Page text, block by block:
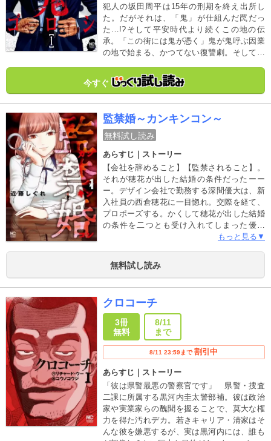
犯人の坂田周平は15年の刑期を終え出所し
た。だがそれは、「鬼」が仕組んだ罠だっ
た…!?そして平安時代より続くこの地の伝
承。「この街には鬼が憑く」鬼が鬼呼ぶ因業
の地で始まる、かつてない復讐劇。そして街
的熱量で放つ、“鬼憑リベンジミステリー”登
場!!
今すぐ
監禁婚～カンキンコン～
無料試し読み
あらすじ｜ストーリー
【会社を辞めること】【監禁されること】。
それが穂花が出した結婚の条件だったーー
ー。デザイン会社で勤務する深間優大は、新
入社員の西倉穂花に一目惚れ。交際を経て、
プロポーズする。かくして穂花が出した結婚
の条件を二つとも受け入れてしまった優大
は、二人の寝室のベッドに拘束、監禁され
精』。美人妻に“男”の全てを“管理”される、新
婚エロティック・サスペンス開幕！！二人
もっと見る▼
無料試し読み
クロコーチ
3冊
無料
8/11
まで
8/11 23:59まで 割引中
あらすじ｜ストーリー
「彼は県警最悪の警察官です」 県警・捜査
二課に所属する黒河内圭太警部補。彼は政治
家や実業家らの醜聞を握ることで、莫大な権
力を得た汚れデカ。若きキャリア・清家はそ
んな彼を嫌悪するが、実は黒河内には、誰も